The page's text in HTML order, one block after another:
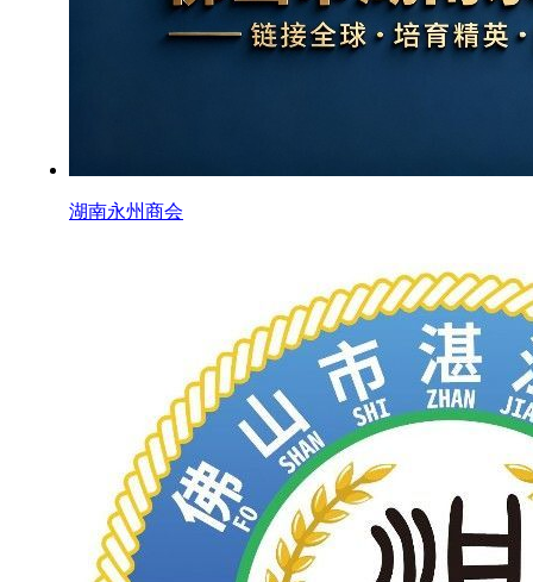
湖南永州商会